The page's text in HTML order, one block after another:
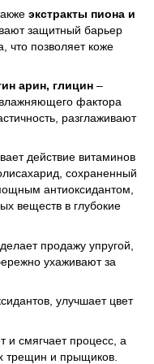
экстракты пиона и
защитный барьер
что позволяет коже
арин, глицин –
фактора
разглаживают
действие витаминов
сохраненный
антиоксидантом,
веществ в глубокие
делает продажу упругой,
ухаживают за
улучшает цвет
и смягчает процесс, а
трещин и прыщиков.